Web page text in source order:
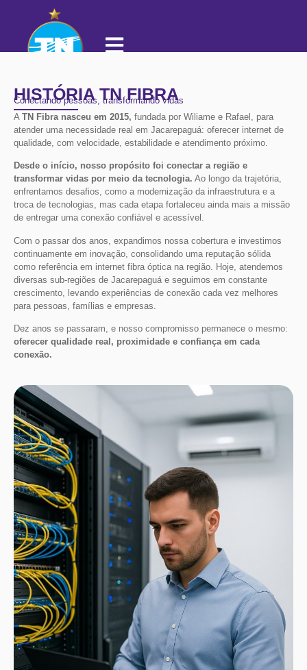
HISTÓRIA TN FIBRA
Conectando pessoas, transformando vidas
A TN Fibra nasceu em 2015, fundada por Wiliame e Rafael, para
atender uma necessidade real em Jacarepaguá: oferecer internet de
qualidade, com velocidade, estabilidade e atendimento próximo.
Desde o início, nosso propósito foi conectar a região e
transformar vidas por meio da tecnologia. Ao longo da trajetória,
enfrentamos desafios, como a modernização da infraestrutura e a
troca de tecnologias, mas cada etapa fortaleceu ainda mais a missão
de entregar uma conexão confiável e acessível.
Com o passar dos anos, expandimos nossa cobertura e investimos
continuamente em inovação, consolidando uma reputação sólida
como referência em internet fibra óptica na região. Hoje, atendemos
diversas sub-regiões de Jacarepaguá e seguimos em constante
crescimento, levando experiências de conexão cada vez melhores
para pessoas, famílias e empresas.
Dez anos se passaram, e nosso compromisso permanece o mesmo:
oferecer qualidade real, proximidade e confiança em cada
conexão.